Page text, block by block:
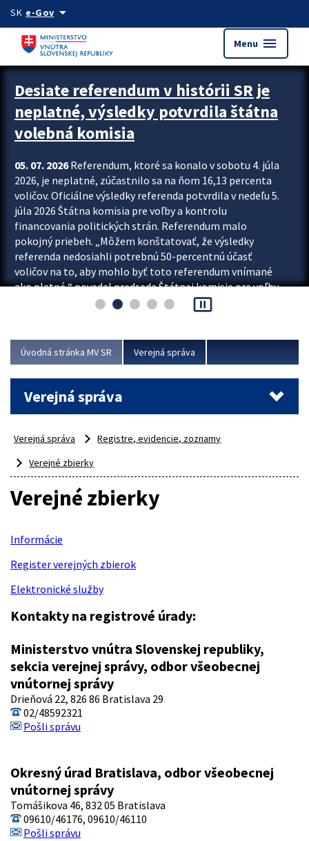
Preskocit na hlavný obsah
SK e-Govarrow_drop_down
Menu menu
Zastavit automatický posun upútavok
Desiate referendum v histórii SR je
neplatné, výsledky potvrdila štátna
volebná komisia
05. 07. 2026Referendum, ktoré sa konalo v sobotu 4. júla
2026, je neplatné, zúčastnilo sa na ňom 16,13 percenta
voličov. Oficiálne výsledky referenda potvrdila v nedeľu 5.
júla 2026 Štátna komisia pre voľby a kontrolu
financovania politických strán. Referendum malo
pokojný priebeh. „Môžem konštatovať, že výsledky
referenda nedosiahli potrebnú 50-percentnú účasť
voličov na to, aby mohlo byť toto referendum vnímané
ako platné,“ povedal predseda Štátnej komisie pre voľby
a kontrolu financovania politických...
pause_presentation
Úvodná stránka MV SR Verejná správa
Verejná správa
Verejná správa
Registre, evidencie, zoznamy
Verejné zbierky
Verejné zbierky
Informácie
Register verejných zbierok
Elektronické služby
Kontakty na registrové úrady:
Ministerstvo vnútra Slovenskej republiky,
sekcia verejnej správy, odbor všeobecnej
vnútornej správy
Drieňová 22, 826 86 Bratislava 29
02/48592321
Pošli správu
Okresný úrad Bratislava, odbor všeobecnej
vnútornej správy
Tomášikova 46, 832 05 Bratislava
09610/46176, 09610/46110
Pošli správu